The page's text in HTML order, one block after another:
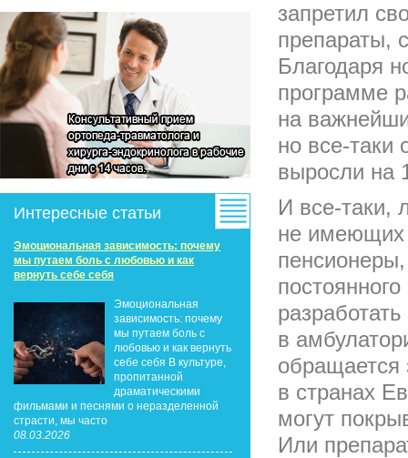
Интересные статьи
Эмоциональная зависимость: почему
мы путаем боль с любовью и как
вернуть себе себя
Эмоциональная
зависимость: почему
мы путаем боль с
любовью и как вернуть
себе себя В культуре,
пропитанной
драматическими
фильмами и песнями о неразделенной
страсти, мы часто
08.03.2026
запретил
препараты,
Благодаря
программе
на
но все-таки
выросли на
И все-таки,
не имеющих
в
в странах
могут
Или